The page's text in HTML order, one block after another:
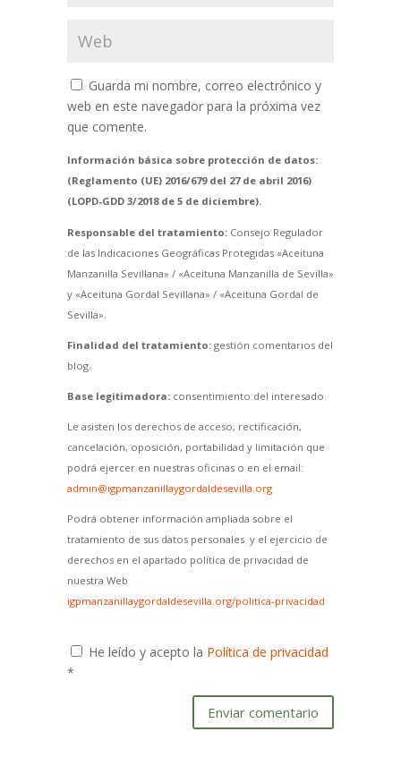
Guarda mi nombre, correo electrónico y
web en este navegador para la próxima vez
que comente.
Información básica sobre protección de datos:
(Reglamento (UE) 2016/679 del 27 de abril 2016)
(LOPD-GDD 3/2018 de 5 de diciembre).
Responsable del tratamiento:Consejo Regulador
de las Indicaciones Geográficas Protegidas «Aceituna
Manzanilla Sevillana» / «Aceituna Manzanilla de Sevilla»
y «Aceituna Gordal Sevillana» / «Aceituna Gordal de
Sevilla».
Finalidad del tratamiento:gestión comentarios del
blog.
Base legitimadora:consentimiento del interesado.
Le asisten los derechos de acceso, rectificación,
cancelación, oposición, portabilidad y limitación que
podrá ejercer en nuestras oficinas o en el email:
admin@igpmanzanillaygordaldesevilla.org
Podrá obtener información ampliada sobre el
tratamiento de sus datos personales y el ejercicio de
derechos en el apartado política de privacidad de
nuestra Web
igpmanzanillaygordaldesevilla.org/politica-privacidad
He leído y acepto la Política de privacidad
*
Enviar comentario